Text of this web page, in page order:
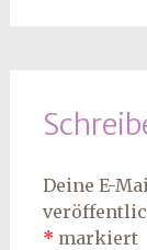
Deine E-
* markiert